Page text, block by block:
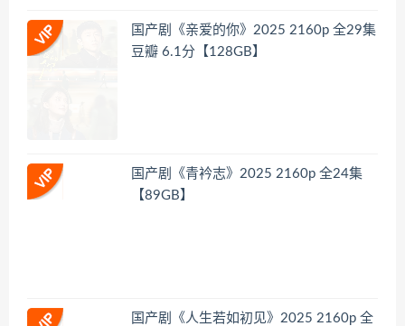
国产剧《亲爱的你》2025 2160p 全29集
豆瓣 6.1分【128GB】
国产剧《青衿志》2025 2160p 全24集
【89GB】
国产剧《人生若如初见》2025 2160p 全